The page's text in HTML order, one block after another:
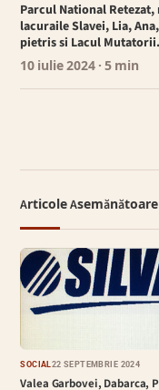
Parcul National
lacuraile Slavei, Lia,
pietris si Lacul Mutatorii.
10 iulie 2024 · 5 min
Articole Asemănătoare
SOCIAL22 SEPTEMBRIE 2024
Valea Garbovei, Dabarca,